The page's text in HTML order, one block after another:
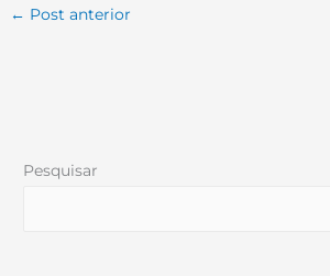
← Post anterior
Pesquisar